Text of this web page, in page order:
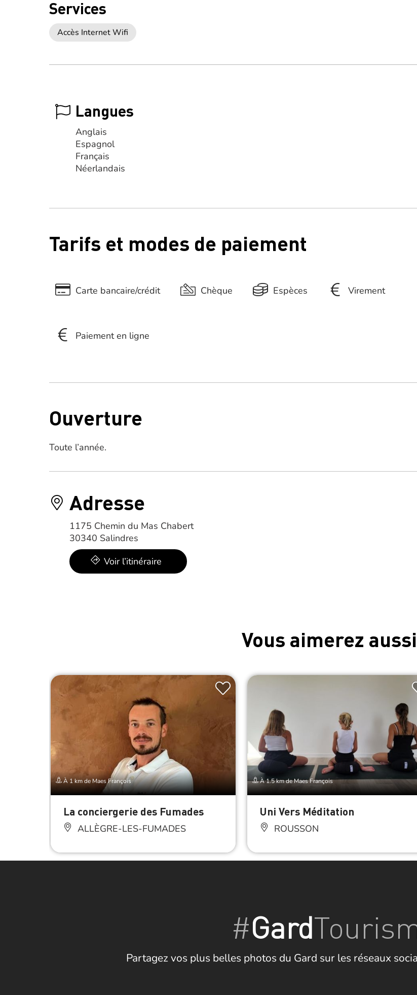
Services
Accès Internet Wifi
Langues
Anglais
Espagnol
Français
Néerlandais
Tarifs et modes de paiement
Carte bancaire/crédit Chèque Espèces Virement
Paiement en ligne
Ouverture
Toute l’année.
Adresse
1175 Chemin du Mas Chabert
30340 Salindres
Voir l’itinéraire
Vous aimerez
À 1 km de Maes François
La conciergerie des Fumades
ALLÈGRE-LES-FUMADES
À 1.5 km de Maes François
Uni Vers Méditation
ROUSSON
#Gard
Partagez vos plus belles photos du Gard sur les réseaux